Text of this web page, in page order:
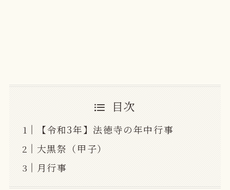
目次
【令和3年】法徳寺の年中行事
大黒祭（甲子）
月行事